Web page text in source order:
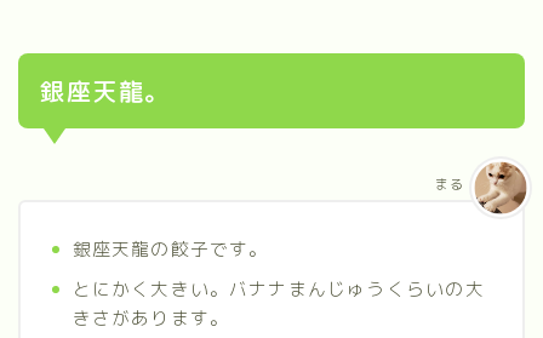
銀座天龍。
銀座天龍の餃子です。
とにかく大きい。バナナまんじゅうくらいの大
きさがあります。
まる